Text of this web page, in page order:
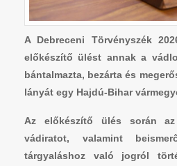
A Debreceni Törvényszék
előkészítő ülést annak a
bántalmazta, bezárta és
lányát egy Hajdú-Bihar
Az előkészítő ülés során
vádiratot, valamint
tárgyaláshoz való jogról